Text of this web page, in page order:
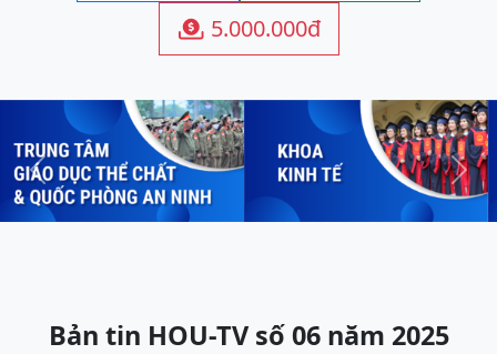
 5.000.000đ
Previous Next
Bản tin HOU-TV số 06 năm 2025